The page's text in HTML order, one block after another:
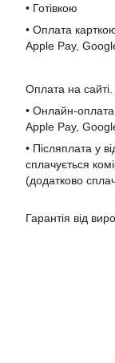
• Готівкою
• Оплата
Apple Pay,
Оплата на сайті.
• Онлайн-оплата
Apple Pay,
• Післяплата у
сплачується
(додатково
Гарантія від